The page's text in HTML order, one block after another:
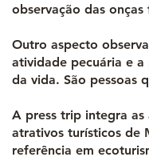
observação das
Outro aspecto
atividade pecuária e
da vida. São pessoas
A press trip integra as
atrativos turísticos de
referência em